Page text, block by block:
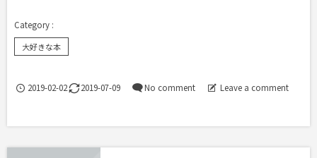
大好きな本
2019-02-02 2019-07-09 No comment Leave a comment